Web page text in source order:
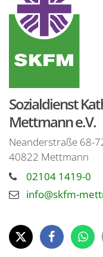
Sozialdienst
Mettmann e.V.
Neanderstraße 68-
40822 Mettmann
02104 1419-0
info@skfm-